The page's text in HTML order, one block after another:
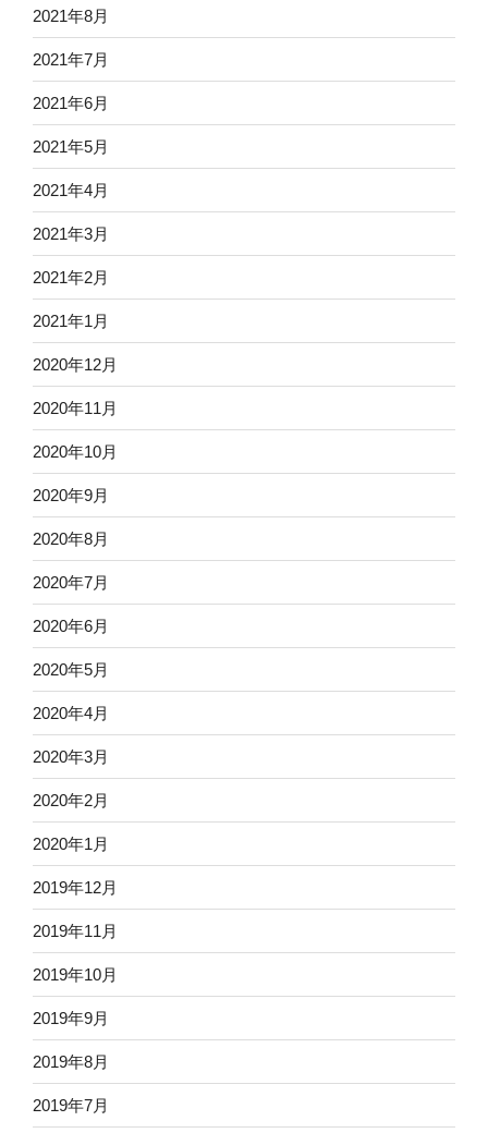
2021年8月
2021年7月
2021年6月
2021年5月
2021年4月
2021年3月
2021年2月
2021年1月
2020年12月
2020年11月
2020年10月
2020年9月
2020年8月
2020年7月
2020年6月
2020年5月
2020年4月
2020年3月
2020年2月
2020年1月
2019年12月
2019年11月
2019年10月
2019年9月
2019年8月
2019年7月